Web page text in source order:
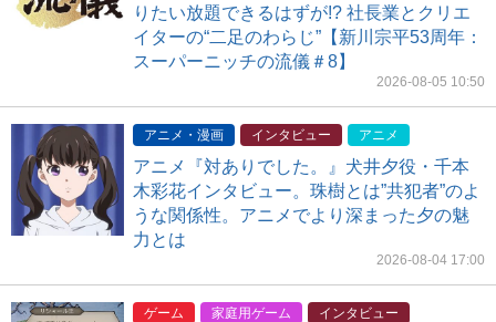
りたい放題できるはずが!? 社長業とクリエ
イターの“二足のわらじ”【新川宗平53周年：
スーパーニッチの流儀＃8】
2026-08-05 10:50
アニメ・漫画 インタビュー アニメ
アニメ『対ありでした。』犬井夕役・千本
木彩花インタビュー。珠樹とは”共犯者”のよ
うな関係性。アニメでより深まった夕の魅
力とは
2026-08-04 17:00
ゲーム 家庭用ゲーム インタビュー